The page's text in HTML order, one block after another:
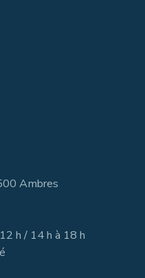
Ambres
h / 14 h à 18 h